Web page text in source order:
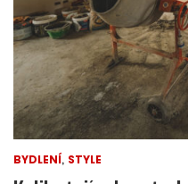
BYDLENÍ, STYLE